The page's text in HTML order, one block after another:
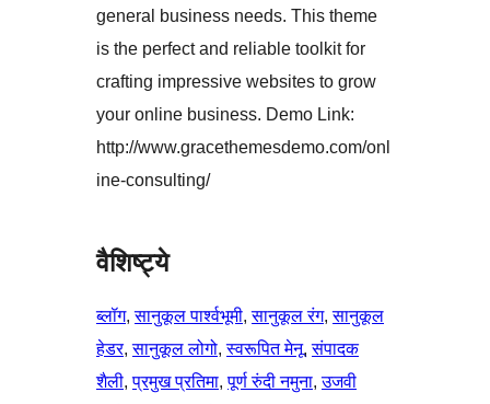
general business needs. This theme
is the perfect and reliable toolkit for
crafting impressive websites to grow
your online business. Demo Link:
http://www.gracethemesdemo.com/onl
ine-consulting/
वैशिष्ट्ये
ब्लॉग, सानुकूल पार्श्वभूमी, सानुकूल रंग, सानुकूल
हेडर, सानुकूल लोगो, स्वरूपित मेनू, संपादक
शैली, प्रमुख प्रतिमा, पूर्ण रुंदी नमुना, उजवी